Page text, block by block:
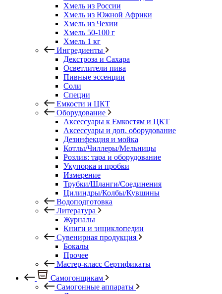
Хмель из России
Хмель из Южной Африки
Хмель из Чехии
Хмель 50-100 г
Хмель 1 кг
Ингредиенты
Декстроза и Сахара
Осветлители пива
Пивные эссенции
Соли
Специи
Емкости и ЦКТ
Оборудование
Аксессуары к Емкостям и ЦКТ
Аксессуары и доп. оборудование
Дезинфекция и мойка
Котлы/Чиллеры/Мельницы
Розлив: тара и оборудование
Укупорка и пробки
Измерение
Трубки/Шланги/Соединения
Цилиндры/Колбы/Кувшины
Водоподготовка
Литература
Журналы
Книги и энциклопедии
Сувенирная продукция
Бокалы
Прочее
Мастер-класс Сертификаты
Самогонщикам
Самогонные аппараты